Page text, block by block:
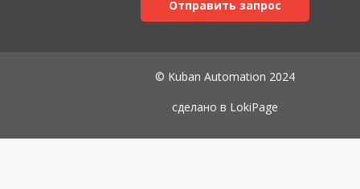
Отправить запрос
© Kuban Automation 2024
сделано в LokiPage